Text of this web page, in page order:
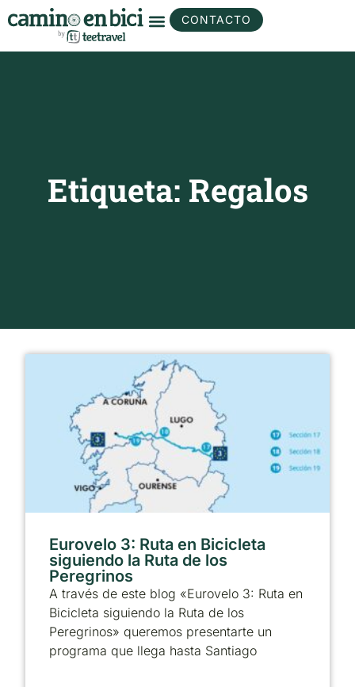
CONTACTO
Etiqueta: Regalos
Eurovelo 3: Ruta en Bicicleta
siguiendo la Ruta de los
Peregrinos
A través de este blog «Eurovelo 3: Ruta en
Bicicleta siguiendo la Ruta de los
Peregrinos» queremos presentarte un
programa que llega hasta Santiago